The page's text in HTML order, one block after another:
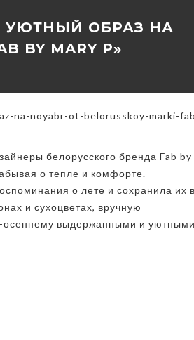
УЮТНЫЙ ОБРАЗ НА
BY MARY P»
na-noyabr-ot-belorusskoy-marki-
белорусского бренда Fab by
о тепле и комфорте.
о лете и сохранила их в
и сухоцветах, вручную
осеннему выдержанными и